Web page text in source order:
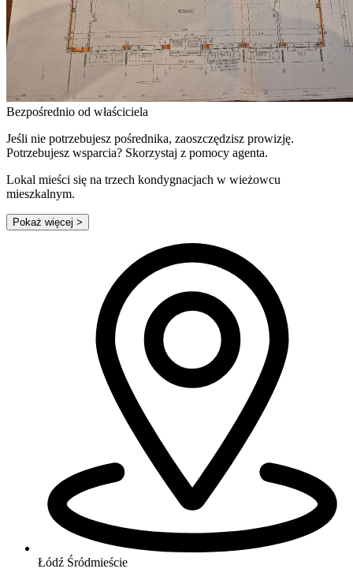
Bezpośrednio od właściciela
Jeśli nie potrzebujesz pośrednika, zaoszczędzisz prowizję.
Potrzebujesz wsparcia? Skorzystaj z pomocy agenta.
Lokal mieści się na trzech kondygnacjach w wieżowcu
mieszkalnym.
Pokaż więcej >
Łódź Śródmieście